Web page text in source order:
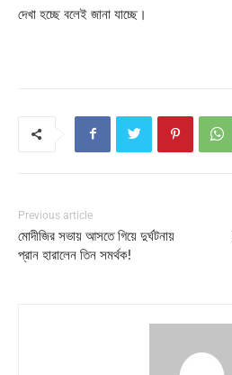
দেখা হচ্ছে বলেই জানা যাচ্ছে।
Previous article
মোদীজির সভায় আসতে গিয়ে দুর্ঘটনায়
প্রান হারালেন তিন সমর্থক!